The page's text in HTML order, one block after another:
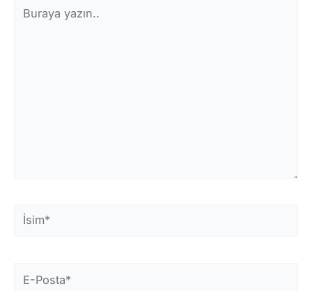
İsim*
E-